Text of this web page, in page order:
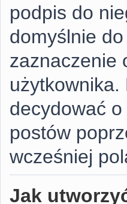
podpis do
domyślnie
zaznaczenie
użytkownika.
decydować
postów
wcześniej
Jak